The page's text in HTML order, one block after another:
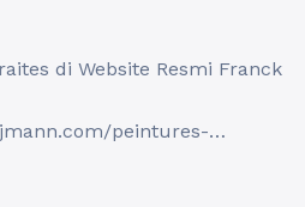
di Website Resmi Franck
peintures-
Tordjmann yang